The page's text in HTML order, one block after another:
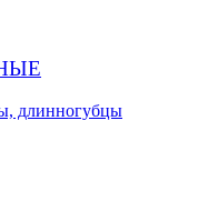
длинногубцы